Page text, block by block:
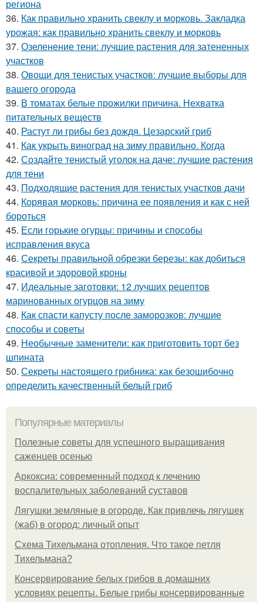
региона
36. Как правильно хранить свеклу и морковь. Закладка
урожая: как правильно хранить свеклу и морковь
37. Озеленение тени: лучшие растения для затененных
участков
38. Овощи для тенистых участков: лучшие выборы для
вашего огорода
39. В томатах белые прожилки причина. Нехватка
питательных веществ
40. Растут ли грибы без дождя. Цезарский гриб
41. Как укрыть виноград на зиму правильно. Когда
42. Создайте тенистый уголок на даче: лучшие растения
для тени
43. Подходящие растения для тенистых участков дачи
44. Корявая морковь: причина ее появления и как с ней
бороться
45. Если горькие огурцы: причины и способы
исправления вкуса
46. Секреты правильной обрезки березы: как добиться
красивой и здоровой кроны
47. Идеальные заготовки: 12 лучших рецептов
маринованных огурцов на зиму
48. Как спасти капусту после заморозков: лучшие
способы и советы
49. Необычные заменители: как приготовить торт без
шпината
50. Секреты настоящего грибника: как безошибочно
определить качественный белый гриб
Популярные материалы
Полезные советы для успешного выращивания
саженцев осенью
Аркоксиа: современный подход к лечению
воспалительных заболеваний суставов
Лягушки земляные в огороде. Как привлечь лягушек
(жаб) в огород: личный опыт
Схема Тихельмана отопления. Что такое петля
Тихельмана?
Консервирование белых грибов в домашних
условиях рецепты. Белые грибы консервированные